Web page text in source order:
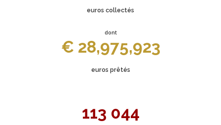
euros collectés
dont
€ 28,975,923
euros prêtés
113 044